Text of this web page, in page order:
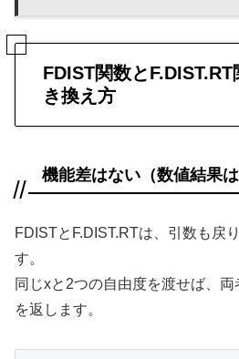
FDIST関数と
き換え方
機能差はない（数値結果は
FDISTとF.DIST.RTは、引数も戻
す。
同じxと2つの自由度を渡せば、
を返します。